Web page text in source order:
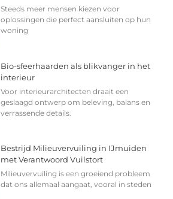
Steeds meer mensen kiezen voor
oplossingen die perfect aansluiten op hun
woning
Bio-sfeerhaarden als blikvanger in het
interieur
Voor interieurarchitecten draait een
geslaagd ontwerp om beleving, balans en
verrassende details.
Bestrijd Milieuvervuiling in IJmuiden
met Verantwoord Vuilstort
Milieuvervuiling is een groeiend probleem
dat ons allemaal aangaat, vooral in steden